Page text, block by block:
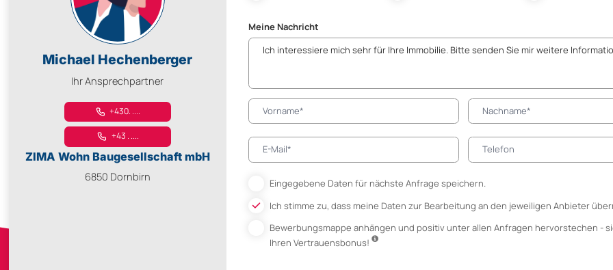
Michael Hechenberger
Ihr Ansprechpartner
+430. ....
+43 . ....
ZIMA Wohn Baugesellschaft mbH
6850 Dornbirn
Meine Nachricht
Eingegebene Daten für nächste Anfrage speichern.
Ich stimme zu, dass meine Daten zur Bearbeitung an den jeweiligen Anbieter
Bewerbungsmappe anhängenund positiv unter allen Anfragen hervorstechen -
Ihren Vertrauensbonus!